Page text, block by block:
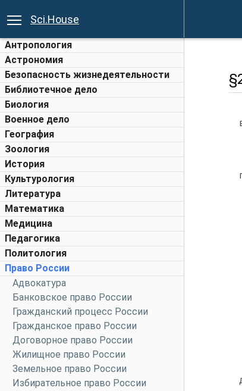
Sci.House
Антропология
Астрономия
Безопасность жизнедеятельности
Библиотечное дело
Биология
Военное дело
География
Зоология
История
Культурология
Литература
Математика
Медицина
Педагогика
Политология
Право России
Адвокатура
Банковское право России
Гражданский процесс России
Гражданское право России
Договорное право России
Жилищное право России
Земельное право России
Избирательное право России